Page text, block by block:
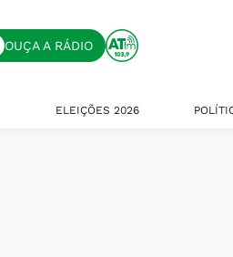
OUÇA A RÁDIO
ELEIÇÕES 2026